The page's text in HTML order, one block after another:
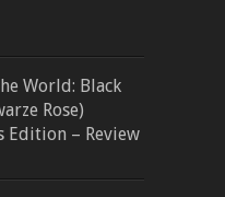
World: Black
Rose)
Edition – Review